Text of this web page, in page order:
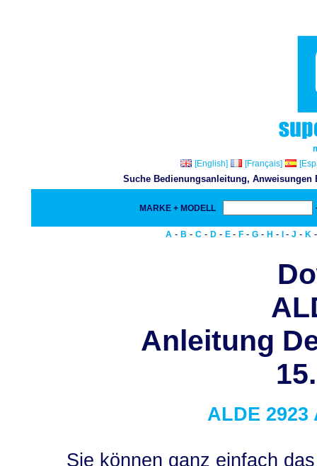
[English]
[Français]
Suche Bedienungsanleitung,
MARKE + MODELL
A - B - C - D - E - F - G - H - - J - K
Anleitung
ALDE 2923
Sie können ganz einfach